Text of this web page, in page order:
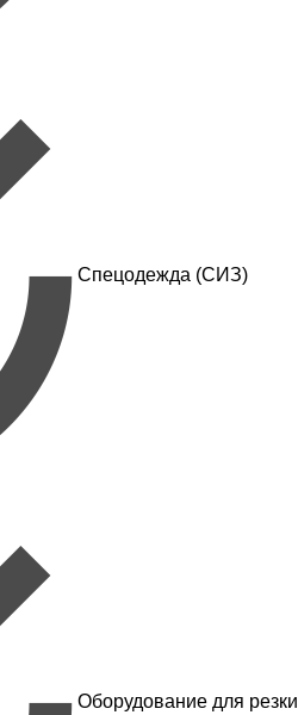
Спецодежда (СИЗ)
Оборудование для резки